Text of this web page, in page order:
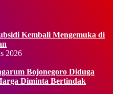
Kembali Mengemuka di
2026
Bojonegoro Diduga
Diminta Bertindak